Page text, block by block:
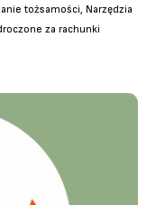
tożsamości, Narzędzia
za rachunki